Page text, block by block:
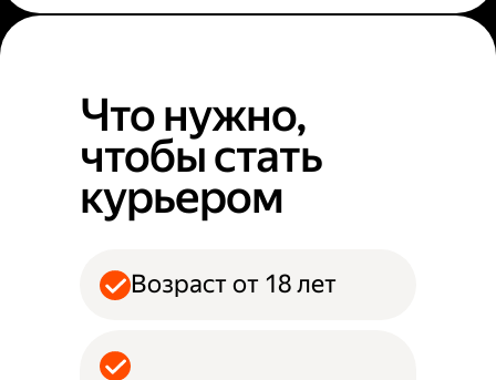
Что нужно,
чтобы стать
курьером
Возраст от 18 лет